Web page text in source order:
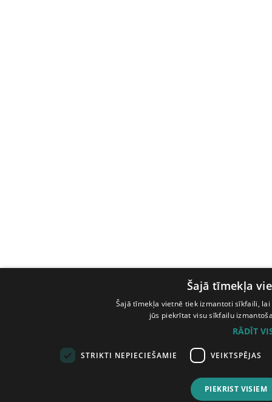
Šajā tīmekļa
Šajā tīmekļa vietnē tiek izmantoti sīkfaili,
jūs piekrītat visu sīkfailu
RĀDĪT
STRIKTI NEPIECIEŠAMIE VEIKTSPĒJAS
PIEKRIST VISIEM